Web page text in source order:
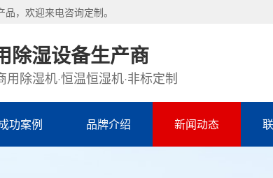
，欢迎来电咨询定制。
除湿设备生产商
用除湿机·恒温恒湿机·非标定制
功案例 品牌介绍 新闻动态